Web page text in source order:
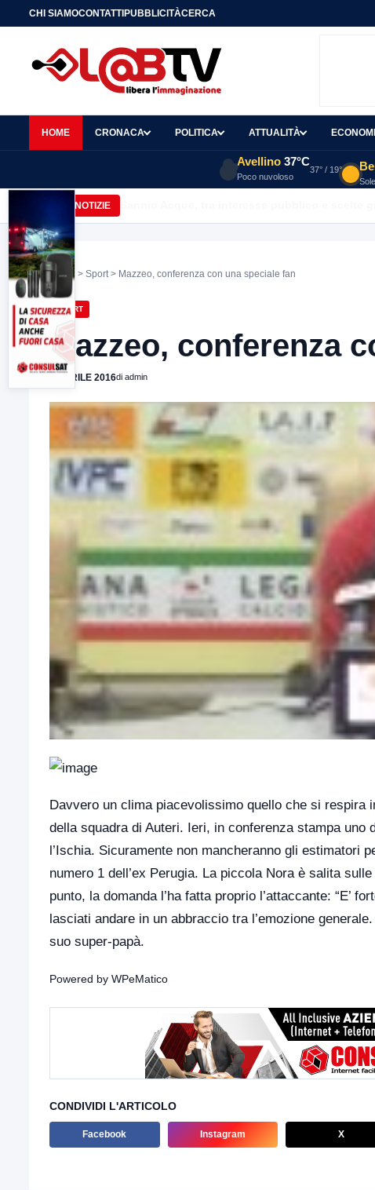
CHI SIAMOCONTATTIPUBBLICITÀCERCA
HOME CRONACA POLITICA ATTUALITÀ
Avellino 37°C
Poco nuvoloso
37° / 19°
ULTIME NOTIZIE
Home > Sport> Mazzeo, conferenza con una speciale fan
SPORT
Mazzeo, conferenza
3 APRILE 2016di admin
Davvero un clima piacevolissimo quello che si respira
della squadra di Auteri. Ieri, in conferenza stampa
l’Ischia. Sicuramente non mancheranno gli estimatori
numero 1 dell’ex Perugia. La piccola Nora è salita
punto, la domanda l’ha fatta proprio l’attaccante: “E’
lasciati andare in un abbraccio tra l’emozione
suo super-papà.
Powered by WPeMatico
CONDIVIDI L'ARTICOLO
Facebook Instagram X